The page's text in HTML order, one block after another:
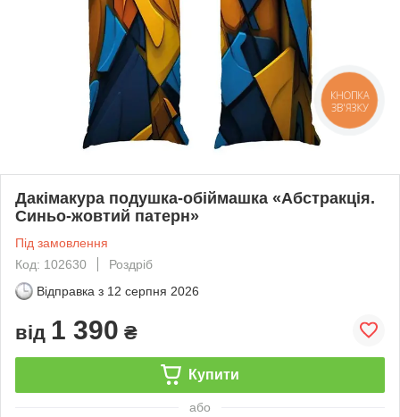
Дакімакура подушка-обіймашка «Абстракція.
Синьо-жовтий патерн»
Під замовлення
Код: 102630
Роздріб
Відправка з 12 серпня 2026
від 1 390 ₴
Купити
або
КНОПКА
ЗВ'ЯЗКУ